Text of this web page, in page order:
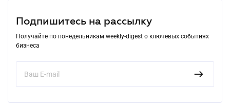
Подпишитесь на рассылку
Получайте по понедельникам weekly-digest о ключевых событиях
бизнеса